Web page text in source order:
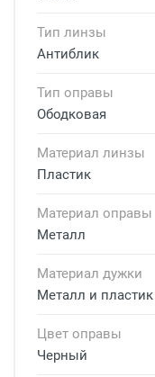
Тип линзы
Антиблик
Тип оправы
Ободковая
Материал линзы
Пластик
Материал оправы
Металл
Материал дужки
Металл и пластик
Цвет оправы
Черный